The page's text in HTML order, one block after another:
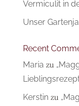
Vermiculit in
Unser
Recent
Maria zu
Kerstinzu